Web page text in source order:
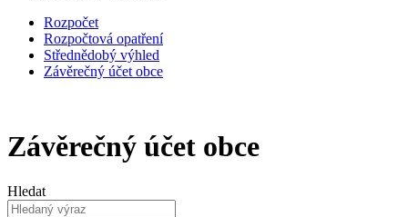
Rozpočet
Rozpočtová opatření
Střednědobý výhled
Závěrečný účet obce
Závěrečný účet obce
Hledat